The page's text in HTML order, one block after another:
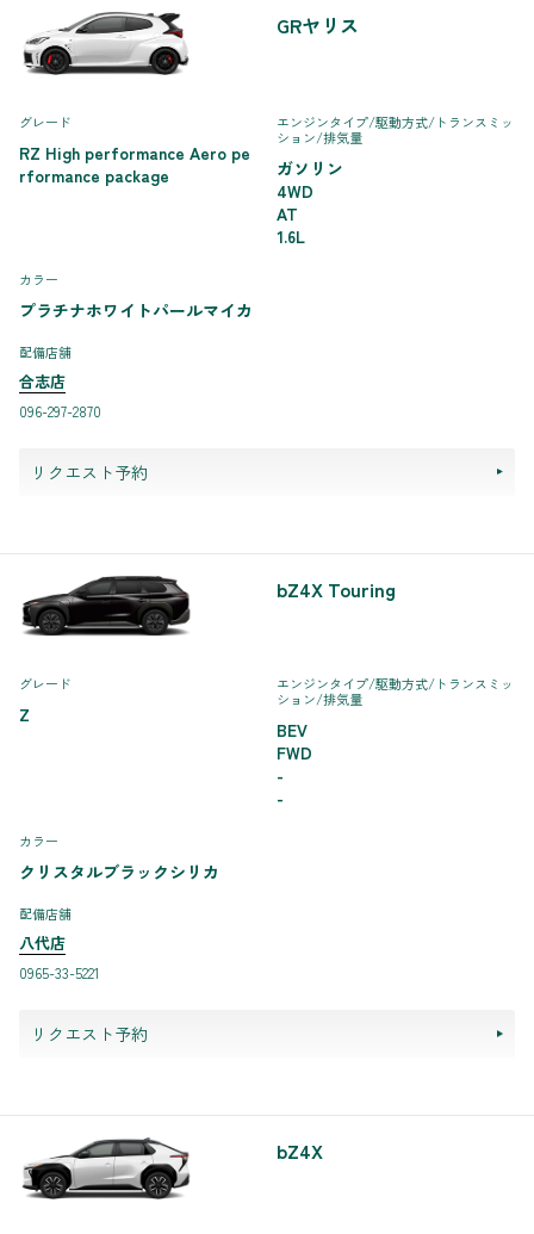
GRヤリス
グレード
RZ High performance Aero pe
rformance package
エンジンタイプ/駆動方式/ トランスミッ
ション/排気量
ガソリン
4WD
AT
1.6L
カラー
プラチナホワイトパールマイカ
配備店舗
合志店
096-297-2870
リクエスト予約
bZ4X Touring
グレード
Z
エンジンタイプ/駆動方式/ トランスミッ
ション/排気量
BEV
FWD
-
-
カラー
クリスタルブラックシリカ
配備店舗
八代店
0965-33-5221
リクエスト予約
bZ4X